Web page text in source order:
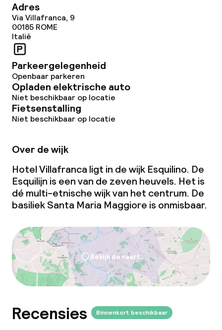
Adres
Via Villafranca, 9
00185 ROME
Italië
Parkeergelegenheid
Openbaar parkeren
Opladen elektrische auto
Niet beschikbaar op locatie
Fietsenstalling
Niet beschikbaar op locatie
Over de wijk
Hotel Villafranca ligt in de wijk Esquilino. De
Esquilijn is een van de zeven heuvels. Het is
dé multi-etnische wijk van het centrum. De
basiliek Santa Maria Maggiore is onmisbaar.
Bekijk de kaart
Recensies Binnenkort beschikbaar